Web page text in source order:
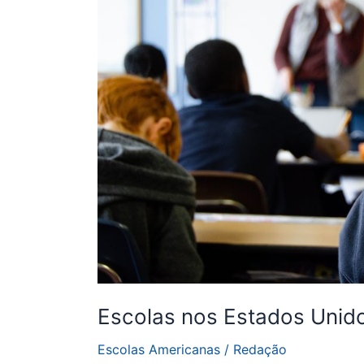
Escolas nos Estados
Escolas Americanas / Redação